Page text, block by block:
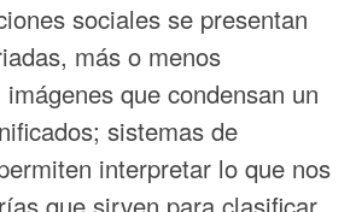
sociales se presentan
más o menos
que condensan un
sistemas de
interpretar lo que nos